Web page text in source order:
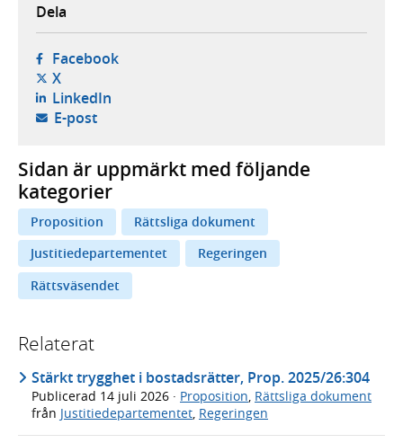
Dela
Facebook- öppnas i ny flik, extern webbplats,
X- öppnas i ny flik, extern webbplats,
LinkedIn- öppnas i ny flik, extern webbplats,
E-post- öppnar din e-postklient,
Sidan är uppmärkt med följande
kategorier
Proposition
Rättsliga dokument
Justitiedepartementet
Regeringen
Rättsväsendet
Relaterat
Stärkt trygghet i bostadsrätter, Prop. 2025/26:304
Publicerad 14 juli 2026 · Proposition, Rättsliga dokument
från Justitiedepartementet, Regeringen